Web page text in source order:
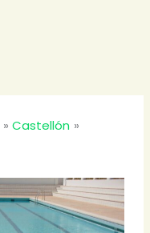
Castellón